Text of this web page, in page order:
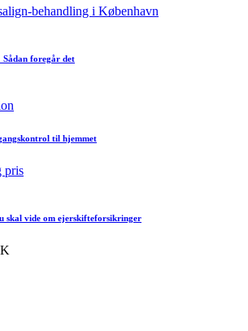
Sådan foregår det
til hjemmet
skal vide om ejerskifteforsikringer